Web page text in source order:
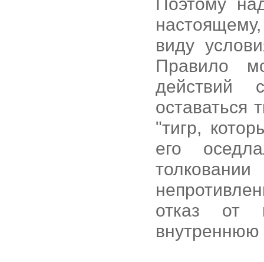
виду
Правило
действий
оставаться
"тигр,
его
отказ от